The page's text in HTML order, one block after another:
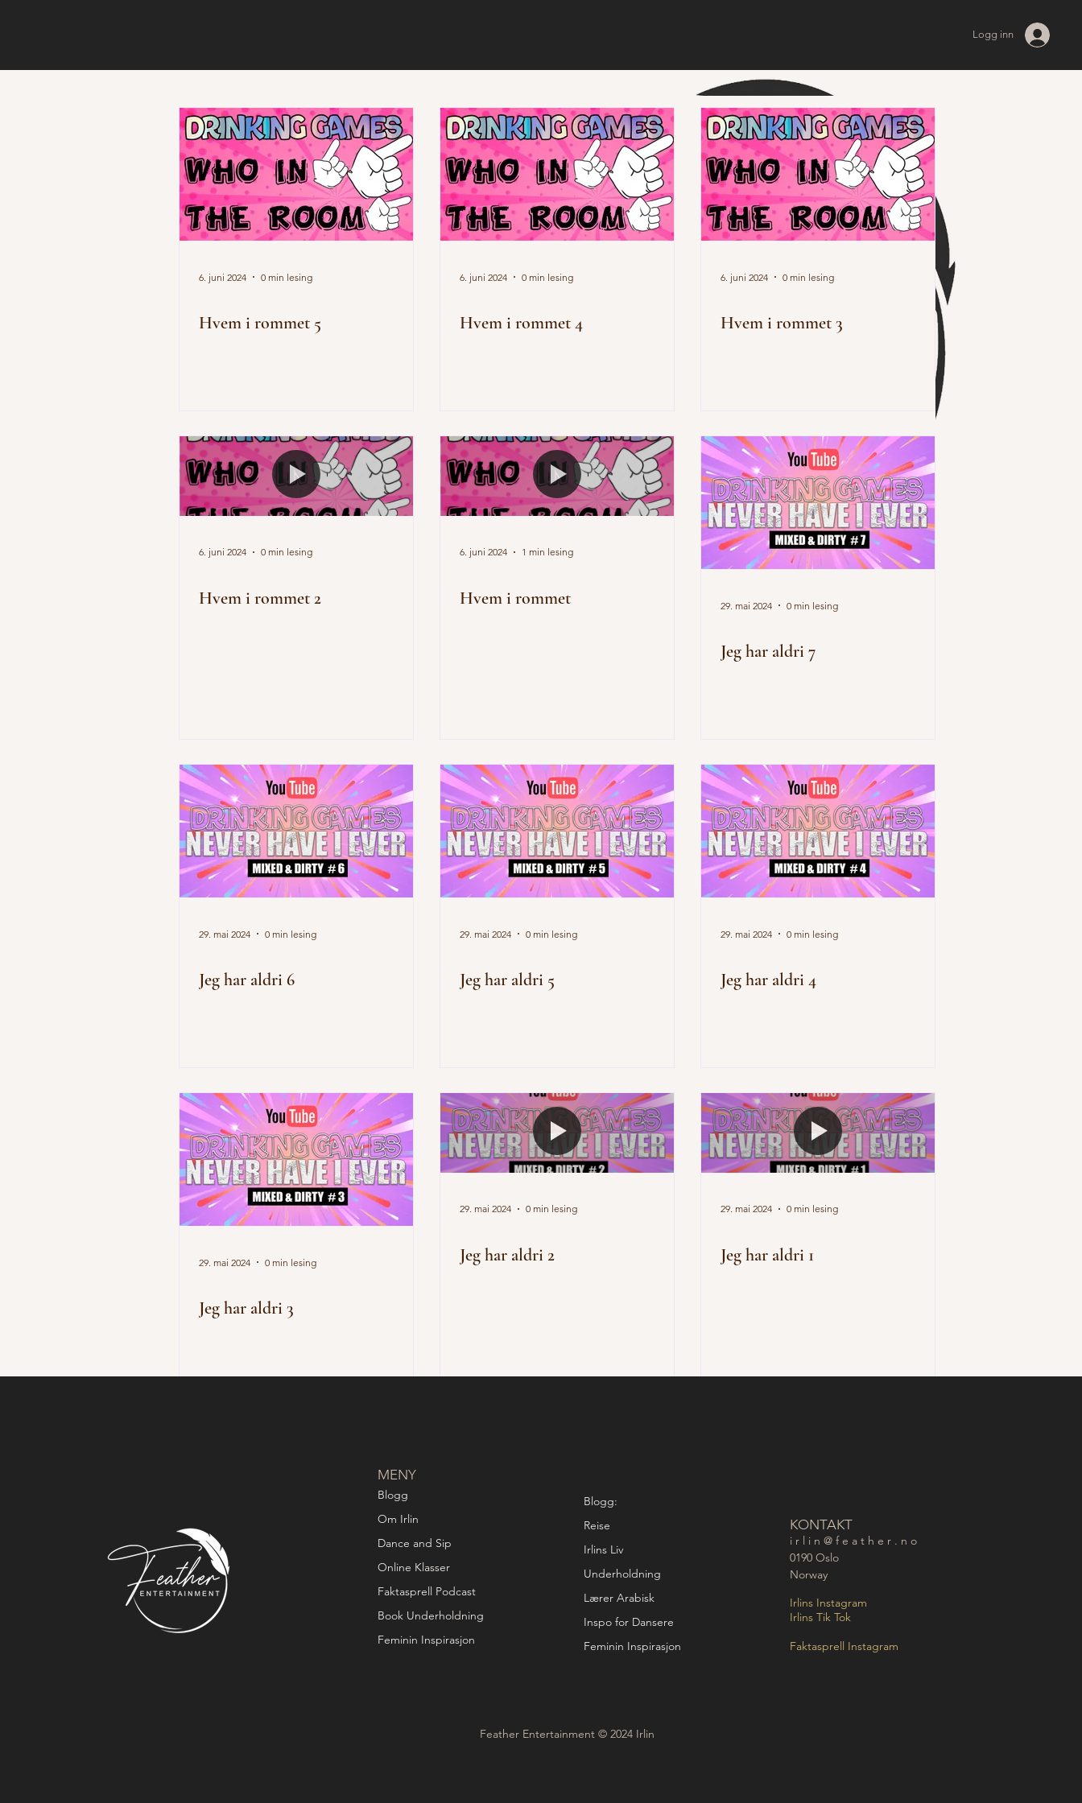
Logg inn
6. juni 2024 0 min lesing
Hvem i rommet 5
6. juni 2024 0 min lesing
Hvem i rommet 4
6. juni 2024 0 min lesing
Hvem i rommet 3
6. juni 2024 0 min lesing
Hvem i rommet 2
6. juni 2024 1 min lesing
Hvem i rommet 29. mai 2024 0 min lesing
Jeg har aldri 7
29. mai 2024 0 min lesing
Jeg har aldri 6
29. mai 2024 0 min lesing
Jeg har aldri 5
29. mai 2024 0 min lesing
Jeg har aldri 4
29. mai 2024 0 min lesing
Jeg har aldri 3
29. mai 2024 0 min lesing
Jeg har aldri 2
29. mai 2024 0 min lesing
Jeg har aldri 1
MENY
Blogg
Om Irlin
Dance and Sip
Online Klasser
Faktasprell Podcast
Book Underholdning
Feminin Inspirasjon
Blogg:
Reise
Irlins Liv
Underholdning
Lærer Arabisk
Inspo for Dansere
Feminin Inspirasjon
Feather Entertainment © 2024 Irlin
KONTAKT
i r l i n @ f e a t h e r . n o
0190 Oslo
Norway
Irlins Instagram
Irlins Tik Tok
Faktasprell Instagram